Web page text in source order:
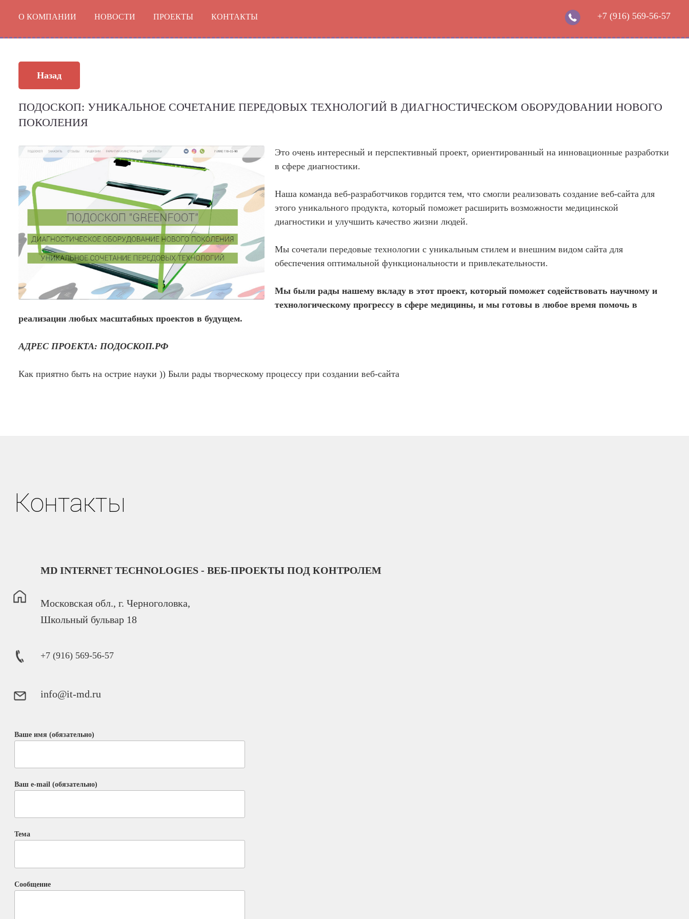
содержимому
О КОМПАНИИ НОВОСТИ ПРОЕКТЫ КОНТАКТЫ +7 (916) 569-56-57
ПОДОСКОП: УНИКАЛЬНОЕ СОЧЕТАНИЕ ПЕРЕДОВЫХ ТЕХНОЛОГИЙ В ДИАГНОСТИЧЕСКОМ ОБОРУДОВАНИИ НОВОГО
ПОКОЛЕНИЯ
Это очень интересный и перспективный проект, ориентированный на инновационные разработки
в сфере диагностики.
Наша команда веб-разработчиков гордится тем, что смогли реализовать создание веб-сайта для
этого уникального продукта, который поможет расширить возможности медицинской
диагностики и улучшить качество жизни людей.
Мы сочетали передовые технологии с уникальным стилем и внешним видом сайта для
обеспечения оптимальной функциональности и привлекательности.
Мы были рады нашему вкладу в этот проект, который поможет содействовать научному и
технологическому прогрессу в сфере медицины, и мы готовы в любое время помочь в
реализации любых масштабных проектов в будущем.
АДРЕС ПРОЕКТА: ПОДОСКОП.РФ
Как приятно быть на острие науки )) Были рады творческому процессу при создании веб-сайта
Контакты
MD INTERNET TECHNOLOGIES - ВЕБ-ПРОЕКТЫ ПОД КОНТРОЛЕМ
Московская обл., г. Черноголовка,
Школьный бульвар 18
+7 (916) 569-56-57
info@it-md.ru
Ваше имя (обязательно)
Ваш e-mail (обязательно)
Тема
Сообщение